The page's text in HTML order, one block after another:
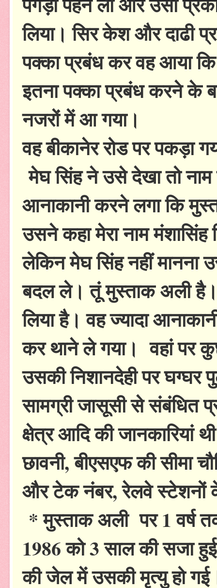
लिया। सिर केश और दाढी
पक्का प्रबंध कर वह आया
इतना पक्का प्रबंध करने के
नजरों में आ गया।
वह बीकानेर रोड पर पकड़ा
मेघ सिंह ने उसे देखा तो
आनाकानी करने लगा कि
उसने कहा मेरा नाम
लेकिन मेघ सिंह नहीं मानना
बदल ले। तूं मुस्ताक अली
लिया है। वह ज्यादा
कर थाने ले गया। वहां पर
उसकी निशानदेही पर
सामग्री जासूसी से संबंधित
क्षेत्र आदि की जानकारियां
छावनी, बीएसएफ की सीमा
और टेक नंबर, रेलवे स्टेशनों
* मुस्ताक अली पर 1 वर्ष
1986 को 3 साल की सजा
की जेल में उसकी मृत्यु हो